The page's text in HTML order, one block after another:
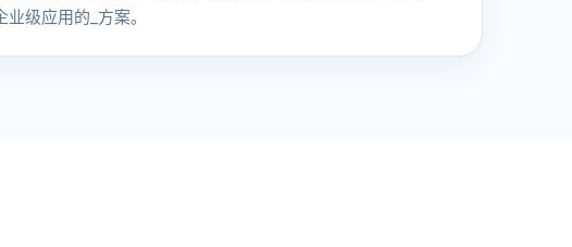
级应用的_方案。